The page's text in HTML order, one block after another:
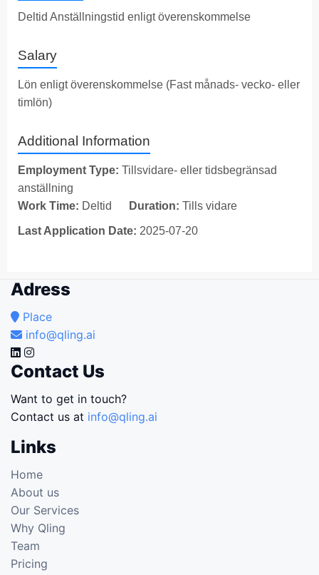
Deltid Anställningstid enligt överenskommelse
Salary
Lön enligt överenskommelse (Fast månads- vecko- eller
timlön)
Additional Information
Employment Type: Tillsvidare- eller tidsbegränsad
anställning
Work Time: Deltid Duration: Tills vidare
Last Application Date: 2025-07-20
Adress
Place
info@qling.ai
Contact Us
Want to get in touch?
Contact us at info@qling.ai
Links
Home
About us
Our Services
Why Qling
Team
Pricing